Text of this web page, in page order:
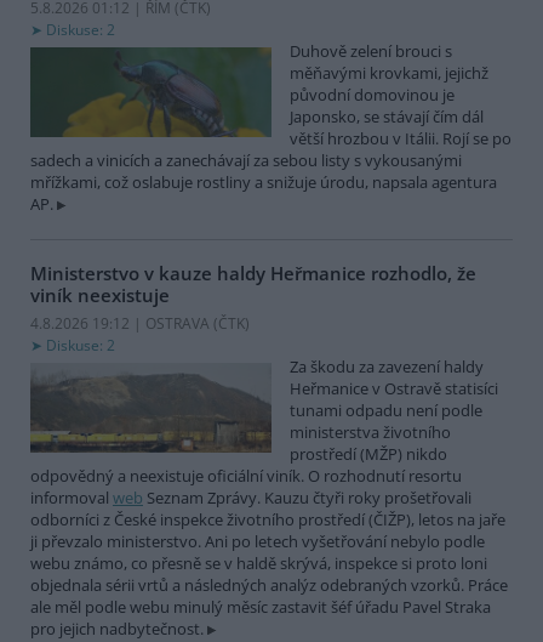
5.8.2026 01:12 | ŘÍM (ČTK)
Diskuse: 2
Duhově zelení brouci s
měňavými krovkami, jejichž
původní domovinou je
Japonsko, se stávají čím dál
větší hrozbou v Itálii. Rojí se po
sadech a vinicích a zanechávají za sebou listy s vykousanými
mřížkami, což oslabuje rostliny a snižuje úrodu, napsala agentura
AP.
Ministerstvo v kauze haldy Heřmanice rozhodlo, že
viník neexistuje
4.8.2026 19:12 | OSTRAVA (ČTK)
Diskuse: 2
Za škodu za zavezení haldy
Heřmanice v Ostravě statisíci
tunami odpadu není podle
ministerstva životního
prostředí (MŽP) nikdo
odpovědný a neexistuje oficiální viník. O rozhodnutí resortu
informoval web Seznam Zprávy. Kauzu čtyři roky prošetřovali
odborníci z České inspekce životního prostředí (ČIŽP), letos na jaře
ji převzalo ministerstvo. Ani po letech vyšetřování nebylo podle
webu známo, co přesně se v haldě skrývá, inspekce si proto loni
objednala sérii vrtů a následných analýz odebraných vzorků. Práce
ale měl podle webu minulý měsíc zastavit šéf úřadu Pavel Straka
pro jejich nadbytečnost.